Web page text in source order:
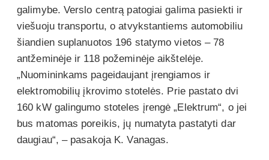
galimybe. Verslo centrą patogiai galima pasiekti ir
viešuoju transportu, o atvykstantiems automobiliu
šiandien suplanuotos 196 statymo vietos – 78
antžeminėje ir 118 požeminėje aikštelėje.
„Nuomininkams pageidaujant įrengiamos ir
elektromobilių įkrovimo stotelės. Prie pastato dvi
160 kW galingumo stoteles įrengė „Elektrum“, o jei
bus matomas poreikis, jų numatyta pastatyti dar
daugiau“, – pasakoja K. Vanagas.